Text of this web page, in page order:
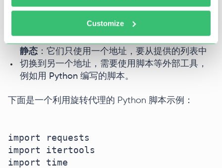
Customize
IP，无需人工干预配置。
静态 ：它们只使用一个地址，要从提供的列表中
切换到另一个地址，需要使用脚本等外部工具，
例如用 Python 编写的脚本。
下面是一个利用旋转代理的 Python 脚本示例：
import requests
import itertools
import time